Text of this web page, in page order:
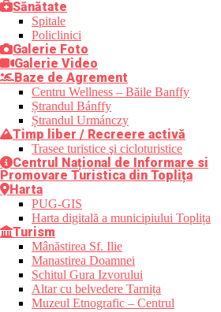
Sănătate
Spitale
Policlinici
Galerie Foto
Galerie Video
Baze de Agrement
Centru Wellness – Băile Banffy
Ștrandul Bánffy
Ștrandul Urmánczy
Timp liber / Recreere activă
Trasee turistice şi cicloturistice
Centrul Național de Informare si
Promovare Turistica din Toplița
Harta
PUG-GIS
Harta digitală a municipiului Toplița
Turism
Mânăstirea Sf. Ilie
Manastirea Doamnei
Schitul Gura Izvorului
Altar cu belvedere Tarnița
Muzeul Etnografic – Centrul